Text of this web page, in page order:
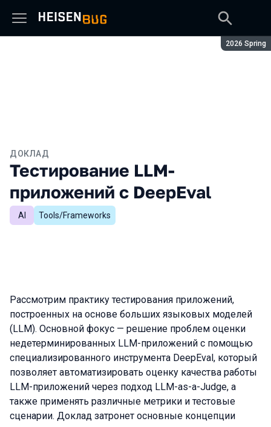
Сезон:
2026 Spring
ДОКЛАД
Тестирование LLM-
приложений с DeepEval
AI Tools/Frameworks
Рассмотрим практику тестирования приложений,
построенных на основе больших языковых моделей
(LLM). Основной фокус — решение проблем оценки
недетерминированных LLM-приложений с помощью
специализированного инструмента DeepEval, который
позволяет автоматизировать оценку качества работы
LLM-приложений через подход LLM-as-a-Judge, а
также применять различные метрики и тестовые
сценарии. Доклад затронет основные концепции